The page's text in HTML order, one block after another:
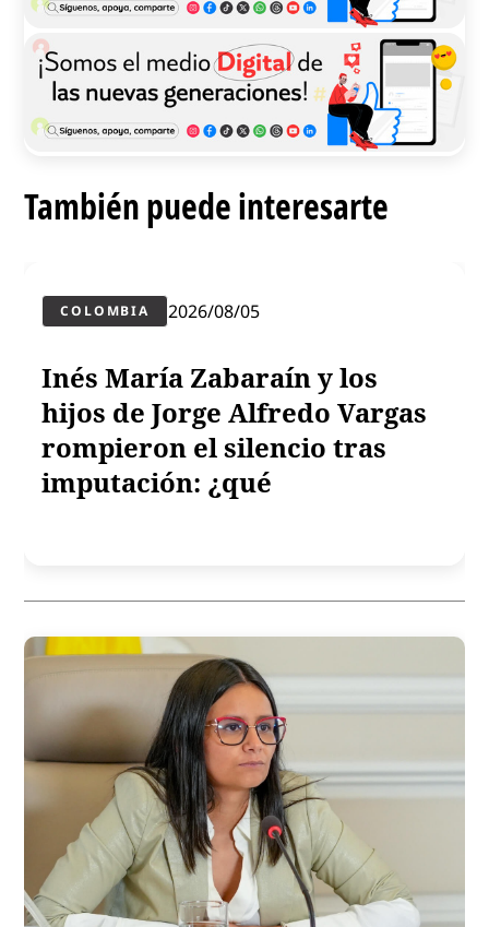
También puede interesarte
COLOMBIA 2026/08/05
Inés María Zabaraín y los
hijos de Jorge Alfredo Vargas
rompieron el silencio tras
imputación: ¿qué